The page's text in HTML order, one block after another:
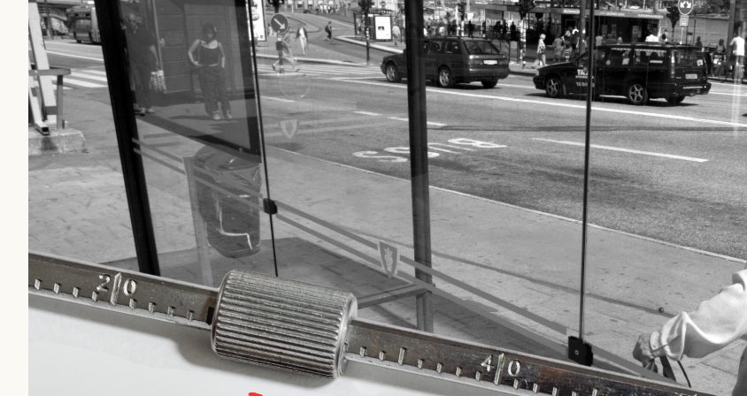
Det är två specifika artiklar som Kuhn och Sassarinis-McGowan riktar
sin kritik mot.
Först ut är ”Mystiska mannen förföljde ministern – utpekas som israelisk
infiltratör” som de menar bland annat eldar på ryktesspridning, är
otillräckligt anonymiserad och gör tveksamma nedslag i en persons
bakgrund. Sedan handlar det om en annan granskning, ”Därför blev jag
Säpo-informatör i den autonoma vänstern
”, som de anser ”blandar två
saker som inte ska blandas”, det vill säga både hur en Säpo-resurs
rekryteras och vad hon möter i den autonoma miljön.
Kuhn och Sassarinis-McGowan hävdar att Dagens ETC arbetar med
”opålitliga källor” för att istället prioritera ”sensationalism och
klickbete”. Nej, klickbete är inte intressant för Dagens ETC.